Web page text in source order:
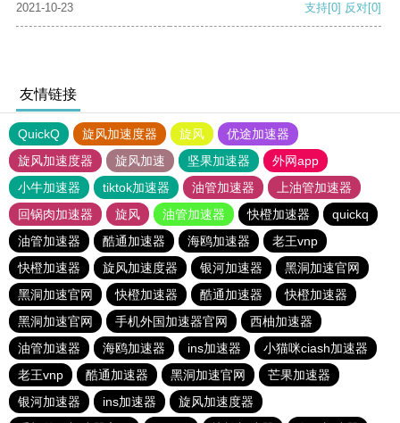
2021-10-23 支持[0] 反对[0]
友情链接
QuickQ 旋风加速度器 旋风
优途加速器
旋风加速度器
旋风加速 坚果加速器
外网app
小牛加速器
tiktok加速器 油管加速器
上油管加速器
回锅肉加速器
旋风 油管加速器 快橙加速器
quickq
油管加速器
酷通加速器 海鸥加速器
老王vnp
快橙加速器
旋风加速度器 银河加速器
黑洞加速官网
黑洞加速官网
快橙加速器 酷通加速器
快橙加速器
黑洞加速官网
手机外国加速器官网
西柚加速器
油管加速器
海鸥加速器 ins加速器
小猫咪ciash加速器
老王vnp
酷通加速器 黑洞加速官网
芒果加速器
银河加速器
ins加速器
旋风加速度器